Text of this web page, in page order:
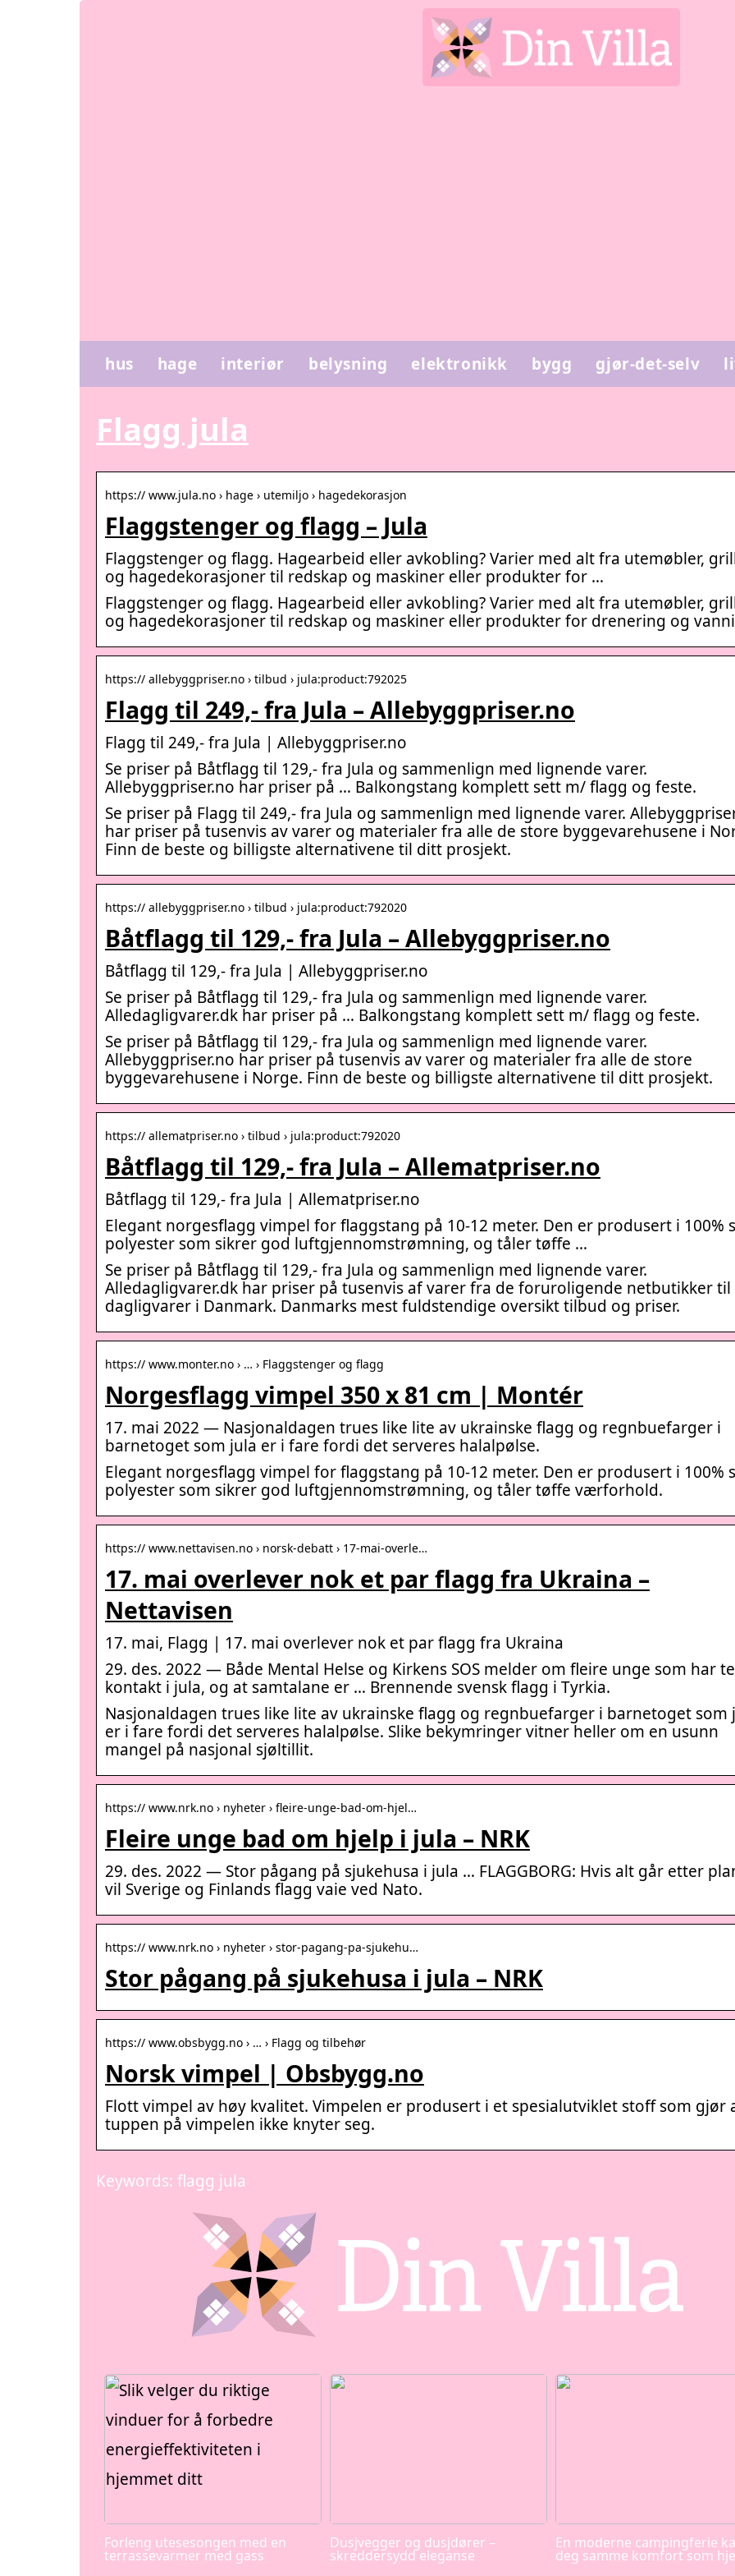
hus hage interiør belysning elektronikk bygg gjør-det-selv
Flagg jula
https:// www.jula.no › hage › utemiljo › hagedekorasjon
Flaggstenger og flagg – Jula
Flaggstenger og flagg. Hagearbeid eller avkobling? Varier med alt fra utemøbler,
og hagedekorasjoner til redskap og maskiner eller produkter for …
Flaggstenger og flagg. Hagearbeid eller avkobling? Varier med alt fra utemøbler,
og hagedekorasjoner til redskap og maskiner eller produkter for drenering og
https:// allebyggpriser.no › tilbud › jula:product:792025
Flagg til 249,- fra Jula – Allebyggpriser.no
Flagg til 249,- fra Jula | Allebyggpriser.no
Se priser på Båtflagg til 129,- fra Jula og sammenlign med lignende varer.
Allebyggpriser.no har priser på … Balkongstang komplett sett m/ flagg og feste.
Se priser på Flagg til 249,- fra Jula og sammenlign med lignende varer.
har priser på tusenvis av varer og materialer fra alle de store byggevarehusene i
Finn de beste og billigste alternativene til ditt prosjekt.
https:// allebyggpriser.no › tilbud › jula:product:792020
Båtflagg til 129,- fra Jula – Allebyggpriser.no
Båtflagg til 129,- fra Jula | Allebyggpriser.no
Se priser på Båtflagg til 129,- fra Jula og sammenlign med lignende varer.
Alledagligvarer.dk har priser på … Balkongstang komplett sett m/ flagg og feste.
Se priser på Båtflagg til 129,- fra Jula og sammenlign med lignende varer.
Allebyggpriser.no har priser på tusenvis av varer og materialer fra alle de store
byggevarehusene i Norge. Finn de beste og billigste alternativene til ditt prosjekt.
https:// allematpriser.no › tilbud › jula:product:792020
Båtflagg til 129,- fra Jula – Allematpriser.no
Båtflagg til 129,- fra Jula | Allematpriser.no
Elegant norgesflagg vimpel for flaggstang på 10-12 meter. Den er produsert i 100%
polyester som sikrer god luftgjennomstrømning, og tåler tøffe …
Se priser på Båtflagg til 129,- fra Jula og sammenlign med lignende varer.
Alledagligvarer.dk har priser på tusenvis af varer fra de foruroligende netbutikker til
dagligvarer i Danmark. Danmarks mest fuldstendige oversikt tilbud og priser.
https:// www.monter.no › … › Flaggstenger og flagg
Norgesflagg vimpel 350 x 81 cm | Montér
17. mai 2022 — Nasjonaldagen trues like lite av ukrainske flagg og regnbuefarger i
barnetoget som jula er i fare fordi det serveres halalpølse.
Elegant norgesflagg vimpel for flaggstang på 10-12 meter. Den er produsert i 100%
polyester som sikrer god luftgjennomstrømning, og tåler tøffe værforhold.
https:// www.nettavisen.no › norsk-debatt › 17-mai-overle…
17. mai overlever nok et par flagg fra Ukraina –
Nettavisen
17. mai, Flagg | 17. mai overlever nok et par flagg fra Ukraina
29. des. 2022 — Både Mental Helse og Kirkens SOS melder om fleire unge som har
kontakt i jula, og at samtalane er … Brennende svensk flagg i Tyrkia.
Nasjonaldagen trues like lite av ukrainske flagg og regnbuefarger i barnetoget som
er i fare fordi det serveres halalpølse. Slike bekymringer vitner heller om en usunn
mangel på nasjonal sjøltillit.
https:// www.nrk.no › nyheter › fleire-unge-bad-om-hjel…
Fleire unge bad om hjelp i jula – NRK
29. des. 2022 — Stor pågang på sjukehusa i jula … FLAGGBORG: Hvis alt går etter
vil Sverige og Finlands flagg vaie ved Nato.
https:// www.nrk.no › nyheter › stor-pagang-pa-sjukehu…
Stor pågang på sjukehusa i jula – NRK
https:// www.obsbygg.no › … › Flagg og tilbehør
Norsk vimpel | Obsbygg.no
Flott vimpel av høy kvalitet. Vimpelen er produsert i et spesialutviklet stoff som gjør
tuppen på vimpelen ikke knyter seg.
Keywords: flagg jula
Forleng utesesongen med en
terrassevarmer med gass
Dusjvegger og dusjdører –
skreddersydd eleganse
En moderne campingferie
deg samme komfort som